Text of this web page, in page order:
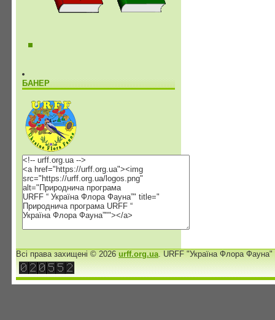
БАНЕР
Всі права захищені © 2026urff.org.ua. URFF "Україна Флора Фауна"